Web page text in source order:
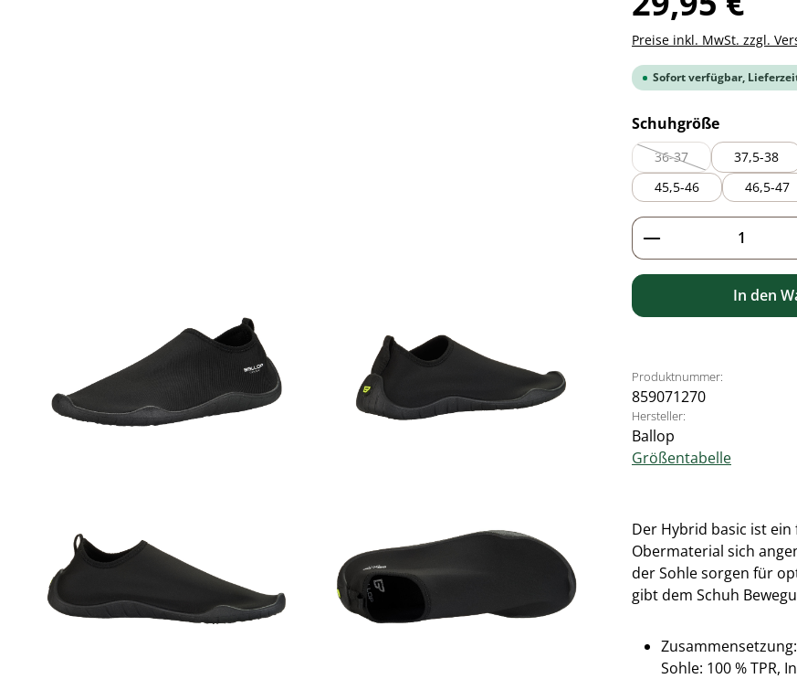
Preise inkl. MwSt. zzgl.
Sofort verfügbar,
Schuhgrößeauswählen
36-37
(Diese Option ist zurzeit
37,5-38
45,5-46
46,5-47
Produkt
In den
Produktnummer:
859071270
Hersteller:
Ballop
Größentabelle
Der Hybrid basic ist
Obermaterial sich
der Sohle sorgen für
gibt dem Schuh
Zusammensetzung:
Sohle: 100 % TPR,